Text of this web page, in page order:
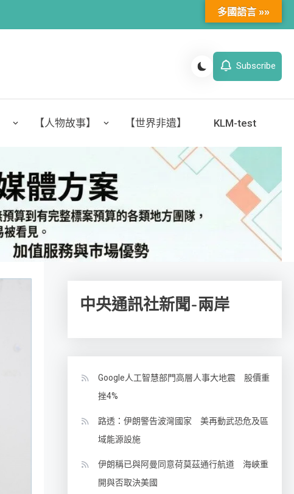
Subscribe
【人物故事】 【世界非遺】 KLM-test
中央通訊社新聞-兩岸
Google人工智慧部門高層人事大地震 股價重
挫4%
路透：伊朗警告波灣國家 美再動武恐危及區
域能源設施
伊朗稱已與阿曼同意荷莫茲通行航道 海峽重
開與否取決美國
多國語言 »»